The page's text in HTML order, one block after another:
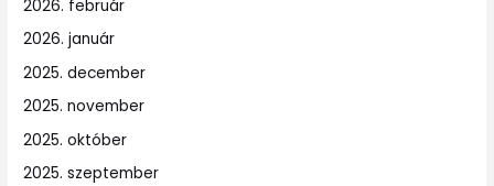
2026. február
2026. január
2025. december
2025. november
2025. október
2025. szeptember